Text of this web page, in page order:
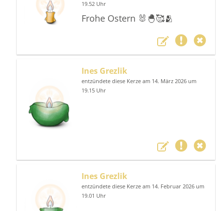
19.52 Uhr
Frohe Ostern 🐰🐣🥰🫂
Ines Grezlik
entzündete diese Kerze am 14. März 2026 um
19.15 Uhr
Ines Grezlik
entzündete diese Kerze am 14. Februar 2026 um
19.01 Uhr